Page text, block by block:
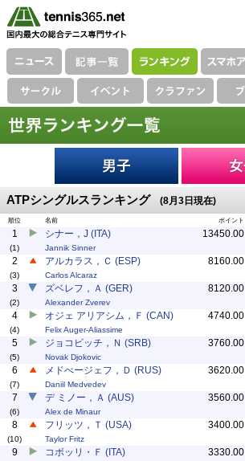
ATPシングルスランキング (8月3日現在)
順位 名前 ポイント
1
(1)
シナー，J (ITA)
Jannik Sinner
13450.00
2
(3)
アルカラス，Ｃ (ESP)
Carlos Alcaraz
8160.00
3
(2)
ズベレフ，Ａ (GER)
Alexander Zverev
8120.00
4
(4)
オジェ アリアシム，Ｆ (CAN)
Felix Auger-Aliassime
4740.00
5
(5)
ジョコビッチ，Ｎ (SRB)
Novak Djokovic
3760.00
6
(7)
メドべージェフ，Ｄ (RUS)
Daniil Medvedev
3620.00
7
(6)
デ ミノー，Ａ (AUS)
Alex de Minaur
3560.00
8
(10)
フリッツ，Ｔ (USA)
Taylor Fritz
3400.00
9 コボッリ・Ｆ (ITA) 3330.00